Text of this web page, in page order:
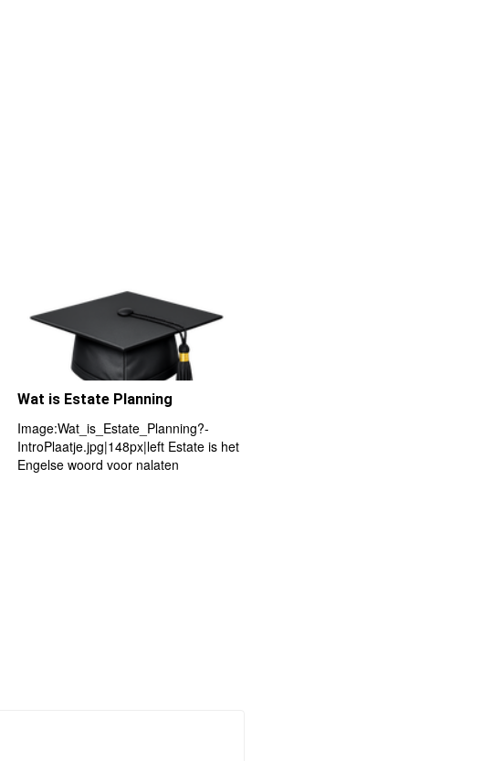
Wat is Estate Planning
Image:Wat_is_Estate_Planning?-
IntroPlaatje.jpg|148px|left Estate is het
Engelse woord voor nalaten